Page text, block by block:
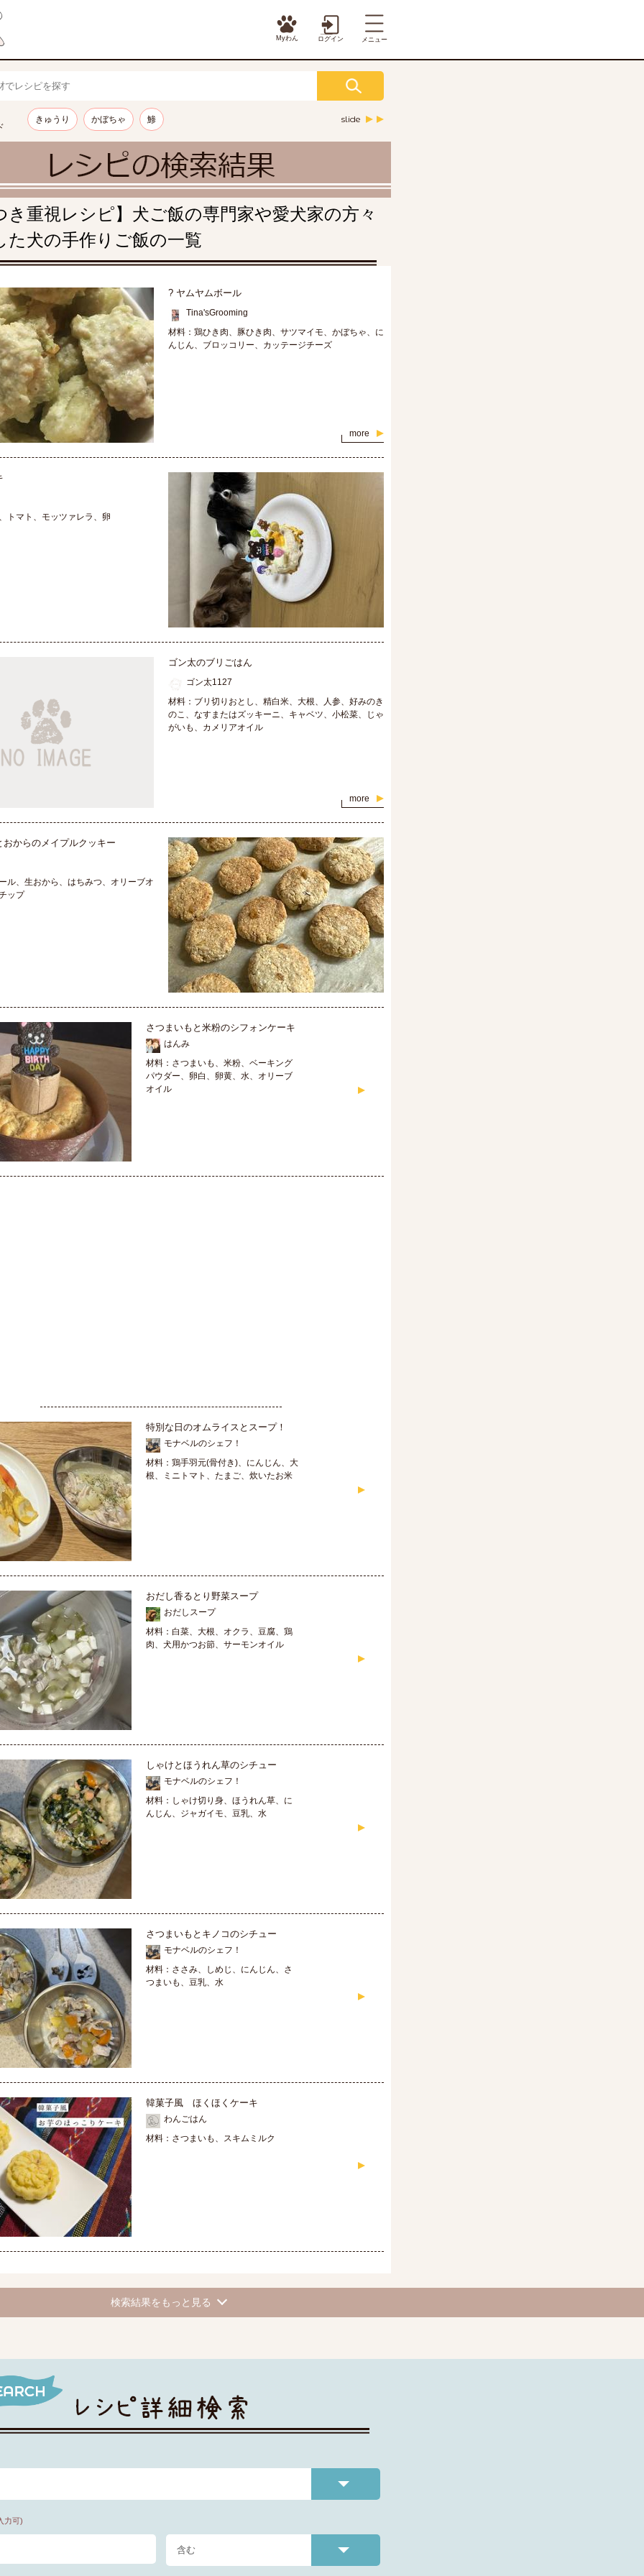
Myわん ログイン メニュー
きゅうり かぼちゃ 鯵 slide
き重視レシピ】犬ご飯の専門家や愛犬家の方々
た犬の手作りご飯の一覧
? ヤムヤムボール
Tina'sGrooming
材料：鶏ひき肉、豚ひき肉、サツマイモ、かぼちゃ、に
んじん、ブロッコリー、カッテージチーズ
more
トマト、モッツァレラ、卵
ゴン太のブリごはん
ゴン太1127
材料：ブリ切りおとし、精白米、大根、人参、好みのき
のこ、なすまたはズッキーニ、キャベツ、小松菜、じゃ
がいも、カメリアオイル
more
おからのメイプルクッキー
ル、生おから、はちみつ、オリーブオ
ップ
さつまいもと米粉のシフォンケーキ
はんみ
材料：さつまいも、米粉、ベーキング
パウダー、卵白、卵黄、水、オリーブ
オイル
特別な日のオムライスとスープ！
モナベルのシェフ！
材料：鶏手羽元(骨付き)、にんじん、大
根、ミニトマト、たまご、炊いたお米
おだし香るとり野菜スープ
おだしスープ
材料：白菜、大根、オクラ、豆腐、鶏
肉、犬用かつお節、サーモンオイル
しゃけとほうれん草のシチュー
モナベルのシェフ！
材料：しゃけ切り身、ほうれん草、に
んじん、ジャガイモ、豆乳、水
さつまいもとキノコのシチュー
モナベルのシェフ！
材料：ささみ、しめじ、にんじん、さ
つまいも、豆乳、水
韓菓子風 ほくほくケーキ
わんごはん
材料：さつまいも、スキムミルク
検索結果をもっと見る
力可)